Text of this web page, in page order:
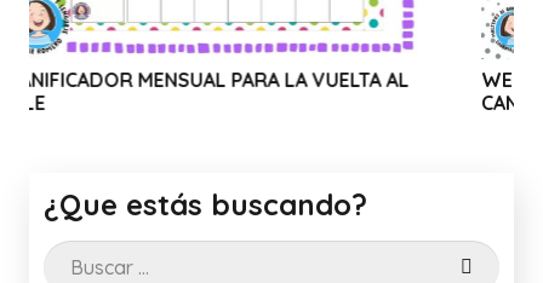
MENSUAL PARA LA VUELTA AL
WEBINAR
¿Que estás buscando?
Buscar: